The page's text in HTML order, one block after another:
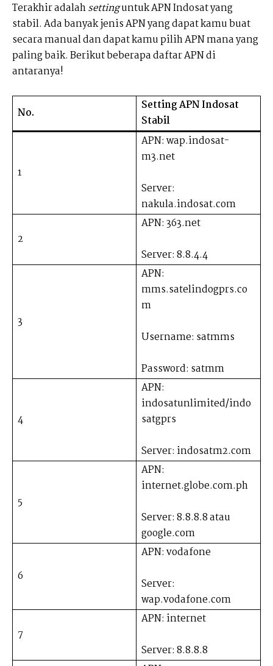
Terakhir adalahsettinguntuk APN Indosat yang
stabil. Ada banyak jenis APN yang dapat kamu buat
secara manual dan dapat kamu pilih APN mana yang
paling baik. Berikut beberapa daftar APN di
antaranya!
No.
Setting APN Indosat
Stabil
1
APN: wap.indosat-
m3.net
Server:
nakula.indosat.com
2
APN: 363.net
Server: 8.8.4.4
3
APN:
mms.satelindogprs.co
m
Username: satmms
Password: satmm
4
APN:
indosatunlimited/indo
satgprs
Server: indosatm2.com
5
APN:
internet.globe.com.ph
Server: 8.8.8.8 atau
google.com
6
APN: vodafone
Server:
wap.vodafone.com
7
APN: internet
Server: 8.8.8.8